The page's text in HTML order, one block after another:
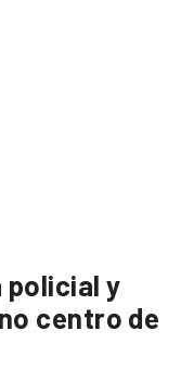
policial y
centro de